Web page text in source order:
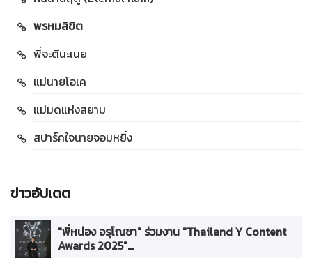
พรหมลิขิต
พี่จะตีนะเนย
แม่นายโอเค
แม่มดแห่งสยาม
สปาร์คใจนายจอมหยิ่ง
ข่าวอัปเดต
"พี่หน่อง อรุโณชา" ร่วมงาน "Thailand Y Content
Awards 2025"...